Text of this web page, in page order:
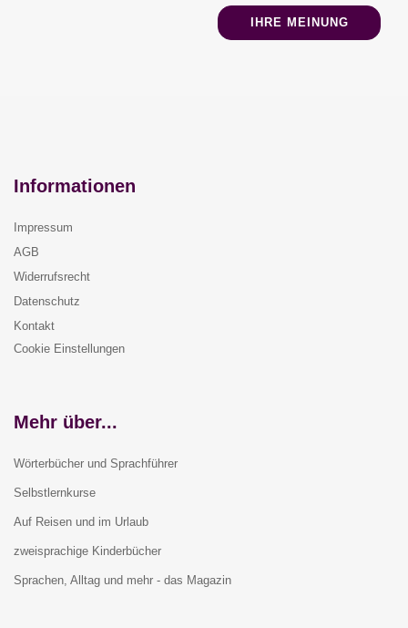
IHRE MEINUNG
Informationen
Impressum
AGB
Widerrufsrecht
Datenschutz
Kontakt
Cookie Einstellungen
Mehr über...
Wörterbücher und Sprachführer
Selbstlernkurse
Auf Reisen und im Urlaub
zweisprachige Kinderbücher
Sprachen, Alltag und mehr - das Magazin